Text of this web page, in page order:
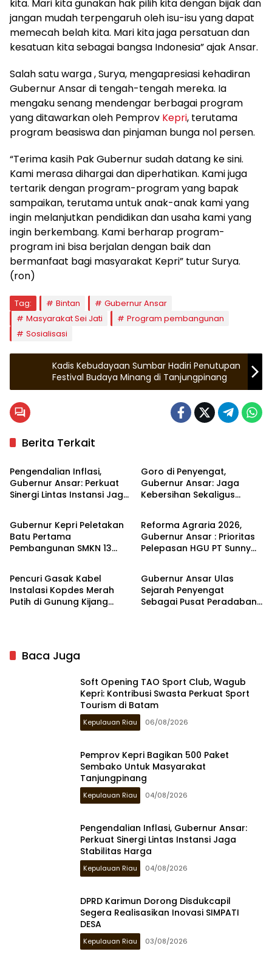
kita. Mari kita gunakan hak pilih kita dengan bijak dan
jangan mudah terpengaruh oleh isu-isu yang dapat
memecah belah kita. Mari kita jaga persatuan dan
kesatuan kita sebagai bangsa Indonesia” ajak Ansar.
Salah satu warga , Surya, mengapresiasi kehadiran
Gubernur Ansar di tengah-tengah mereka. Ia
mengaku senang mendengar berbagai program
yang ditawarkan oleh Pemprov Kepri, terutama
program beasiswa dan pinjaman bunga nol persen.
“Terima kasih Pak Gubernur sudah datang ke sini.
Kami merasa dihargai dan diperhatikan. Kami juga
tertarik dengan program-program yang bapak
sampaikan, terutama untuk anak-anak kami yang
ingin melanjutkan pendidikan dan usaha kami yang
ingin berkembang. Kami berharap program-
program ini bisa berjalan dengan baik dan
bermanfaat bagi masyarakat Kepri” tutur Surya.
(ron)
Tag: Bintan
Gubernur Ansar
Masyarakat Sei Jati
Program pembangunan
Sosialisasi
Kadis Kebudayaan Sumbar Hadiri Penutupan
Festival Budaya Minang di Tanjungpinang
Berita Terkait
Kepulauan Riau
Pengendalian Inflasi,
Gubernur Ansar: Perkuat
Sinergi Lintas Instansi Jaga
Goro di Penyengat,
Gubernur Ansar: Jaga
Kebersihan Sekaligus
Kepulauan Riau
Gubernur Kepri Peletakan
Batu Pertama
Pembangunan SMKN 13
Kepulauan Riau
Reforma Agraria 2026,
Gubernur Ansar : Prioritas
Pelepasan HGU PT Sunny
Bintan
Pencuri Gasak Kabel
Instalasi Kopdes Merah
Putih di Gunung Kijang
Kepulauan Riau
Gubernur Ansar Ulas
Sejarah Penyengat
Sebagai Pusat Peradaban
Baca Juga
Soft Opening TAO Sport Club, Wagub
Kepri: Kontribusi Swasta Perkuat Sport
Tourism di Batam
Kepulauan Riau 06/08/2026
Pemprov Kepri Bagikan 500 Paket
Sembako Untuk Masyarakat
Tanjungpinang
Kepulauan Riau 04/08/2026
Pengendalian Inflasi, Gubernur Ansar:
Perkuat Sinergi Lintas Instansi Jaga
Stabilitas Harga
Kepulauan Riau 04/08/2026
DPRD Karimun Dorong Disdukcapil
Segera Realisasikan Inovasi SIMPATI
DESA
Kepulauan Riau 03/08/2026